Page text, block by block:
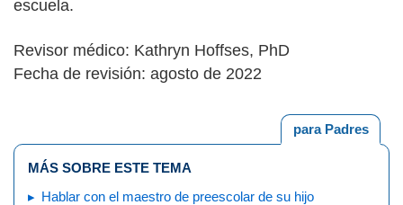
escuela.
Revisor médico: Kathryn Hoffses, PhD
Fecha de revisión: agosto de 2022
para Padres
MÁS SOBRE ESTE TEMA
Hablar con el maestro de preescolar de su hijo